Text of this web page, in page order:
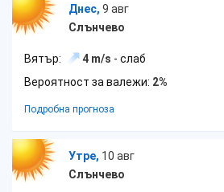
Днес, 9 авг
Слънчево
Вятър: 4 m/s - слаб
Вероятност за валежи: 2%
Подробна прогноза
Утре, 10 авг
Слънчево